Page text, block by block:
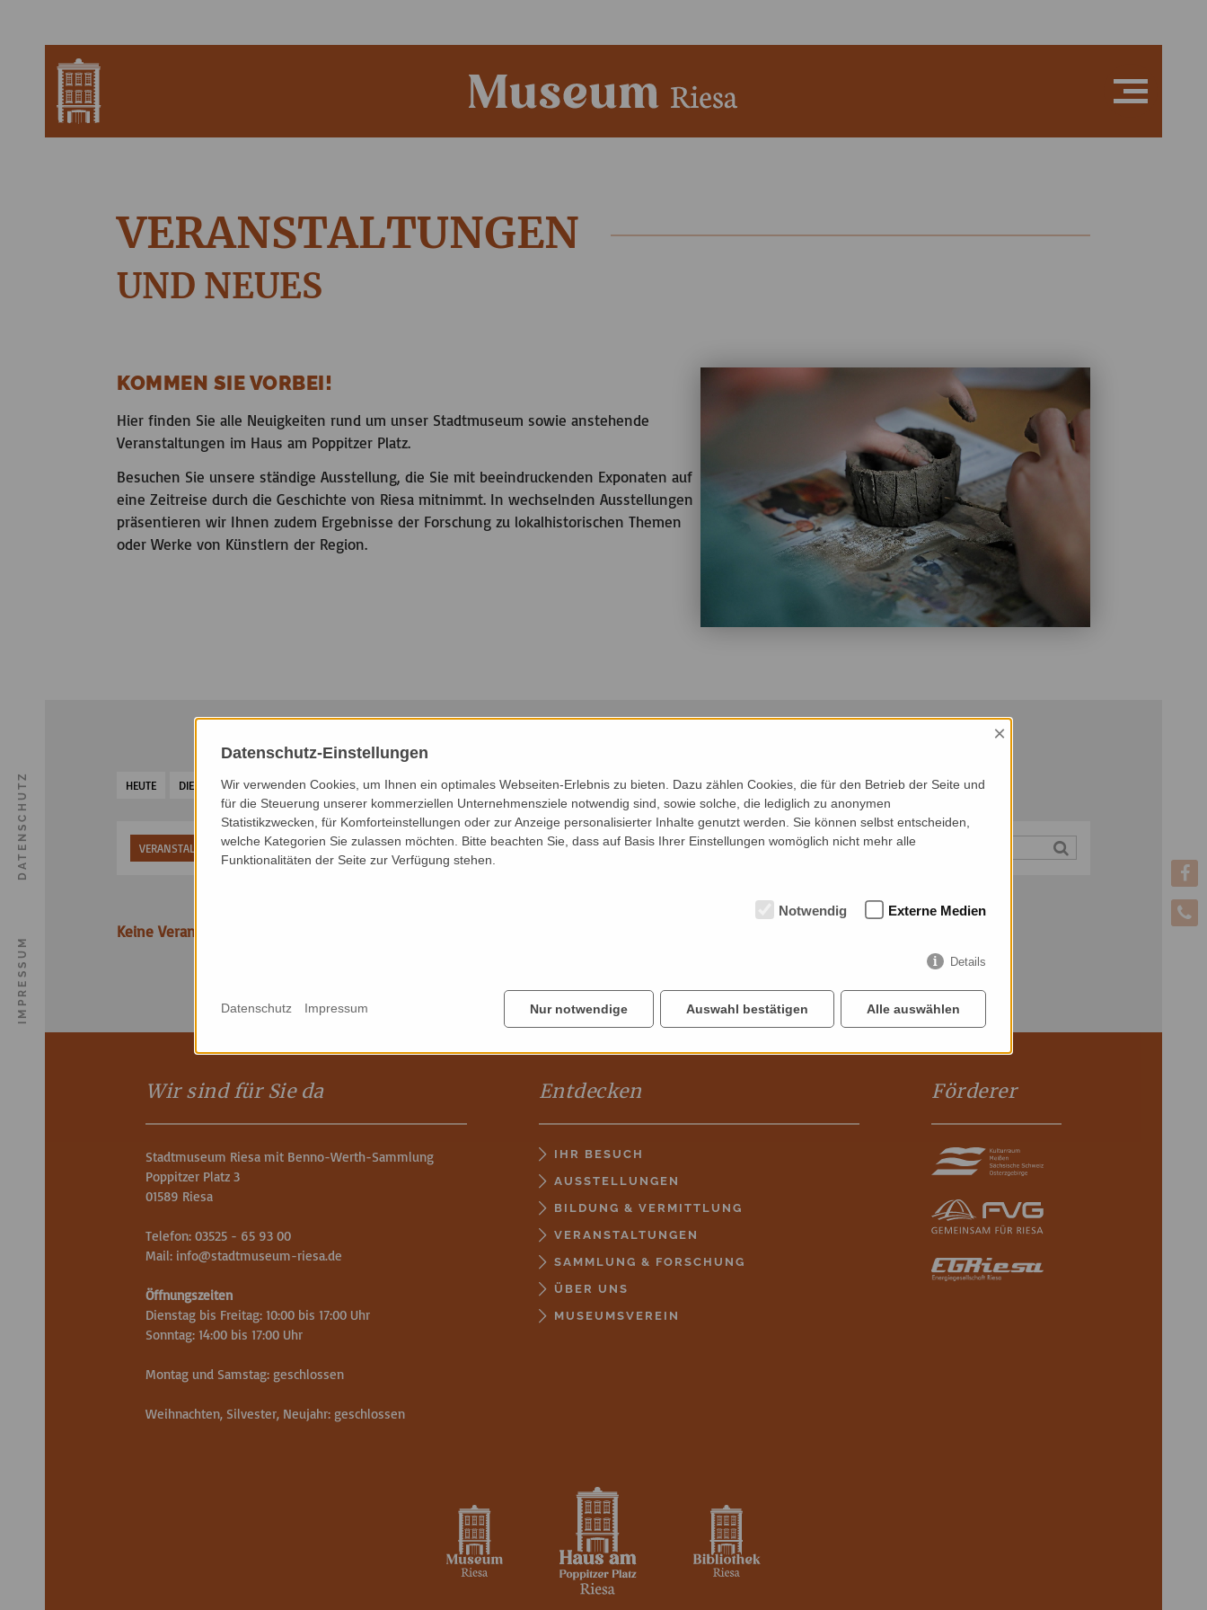
VERANSTALTUNGEN
UND NEUES
KOMMEN SIE VORBEI!
Hier finden Sie alle Neuigkeiten rund um unser Stadtmuseum sowie anstehende
Veranstaltungen im Haus am Poppitzer Platz.
Besuchen Sie unsere ständige Ausstellung, die Sie mit beeindruckenden Exponaten auf
eine Zeitreise durch die Geschichte von Riesa mitnimmt. In wechselnden Ausstellungen
präsentieren wir Ihnen zudem Ergebnisse der Forschung zu lokalhistorischen Themen
oder Werke von Künstlern der Region.
HEUTE DIESER MONAT NÄCHSTER MONAT NÄCHSTE 3 MONATE NÄCHSTE 6 MONATE DIESES JAHR
VERANSTALTUNGSART VERANSTALTUNGSORT
Keine Veranstaltungen gefunden.
Wir sind für Sie da
Stadtmuseum Riesa mit Benno-Werth-Sammlung
Poppitzer Platz 3
01589 Riesa
Telefon: 03525 - 65 93 00
Mail: info@stadtmuseum-riesa.de
Öffnungszeiten
Dienstag bis Freitag: 10:00 bis 17:00 Uhr
Sonntag: 14:00 bis 17:00 Uhr
Montag und Samstag: geschlossen
Weihnachten, Silvester, Neujahr: geschlossen
Entdecken
IHR BESUCH
AUSSTELLUNGEN
BILDUNG & VERMITTLUNG
VERANSTALTUNGEN
SAMMLUNG & FORSCHUNG
ÜBER UNS
MUSEUMSVEREIN
Förderer
IMPRESSUM
DATENSCHUTZ
Datenschutz-Einstellungen
×
Wir verwenden Cookies, um Ihnen ein optimales Webseiten-Erlebnis zu bieten. Dazu zählen Cookies, die für den Betrieb der Seite und
für die Steuerung unserer kommerziellen Unternehmensziele notwendig sind, sowie solche, die lediglich zu anonymen
Statistikzwecken, für Komforteinstellungen oder zur Anzeige personalisierter Inhalte genutzt werden. Sie können selbst entscheiden,
welche Kategorien Sie zulassen möchten. Bitte beachten Sie, dass auf Basis Ihrer Einstellungen womöglich nicht mehr alle
Funktionalitäten der Seite zur Verfügung stehen.
Notwendig Externe Medien
Details
Nur notwendige Auswahl bestätigen Alle auswählen
Datenschutz Impressum